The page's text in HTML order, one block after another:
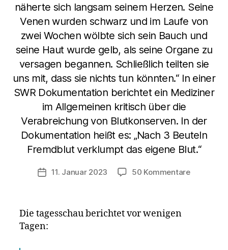
näherte sich langsam seinem Herzen. Seine
Venen wurden schwarz und im Laufe von
zwei Wochen wölbte sich sein Bauch und
seine Haut wurde gelb, als seine Organe zu
versagen begannen. Schließlich teilten sie
uns mit, dass sie nichts tun könnten.“ In einer
SWR Dokumentation berichtet ein Mediziner
im Allgemeinen kritisch über die
Verabreichung von Blutkonserven. In der
Dokumentation heißt es: „Nach 3 Beuteln
Fremdblut verklumpt das eigene Blut.“
Veröffentlichungsdatum
11. Januar 2023 50 Kommentarezu
Die tagesschau berichtet vor wenigen
Tagen: